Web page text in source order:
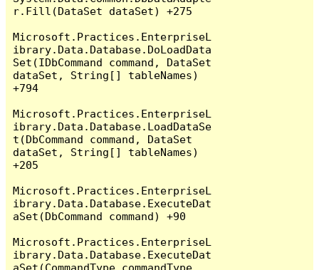
r.Fill(DataSet dataSet) +275
Microsoft.Practices.EnterpriseL
ibrary.Data.Database.DoLoadData
Set(IDbCommand command, DataSet
dataSet, String[] tableNames)
+794
Microsoft.Practices.EnterpriseL
ibrary.Data.Database.LoadDataSe
t(DbCommand command, DataSet
dataSet, String[] tableNames)
+205
Microsoft.Practices.EnterpriseL
ibrary.Data.Database.ExecuteDat
aSet(DbCommand command) +90
Microsoft.Practices.EnterpriseL
ibrary.Data.Database.ExecuteDat
aSet(CommandType commandType,